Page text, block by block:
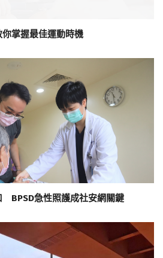
掌握最佳運動時機
BPSD急性照護成社安網關鍵